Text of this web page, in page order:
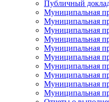
Публичный
Муниципальная
Муниципальная
Муниципальная
Муниципальная
Муниципальная
Муниципальная
Муниципальная
Муниципальная
Муниципальная
Муниципальная